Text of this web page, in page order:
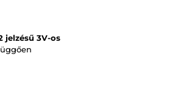
jelzésű 3V-os